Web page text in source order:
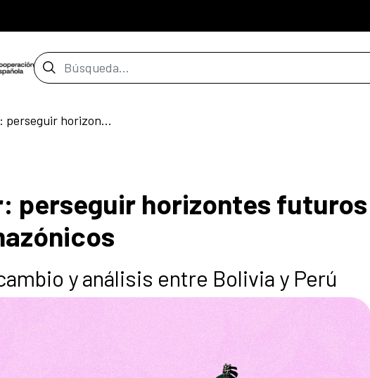
Barra de búsqueda
Transmutar y resistir: perseguir horizontes futuros en los pluriversos amazónicos
perseguir horizontes futuros
y análisis entre Bolivia y Perú